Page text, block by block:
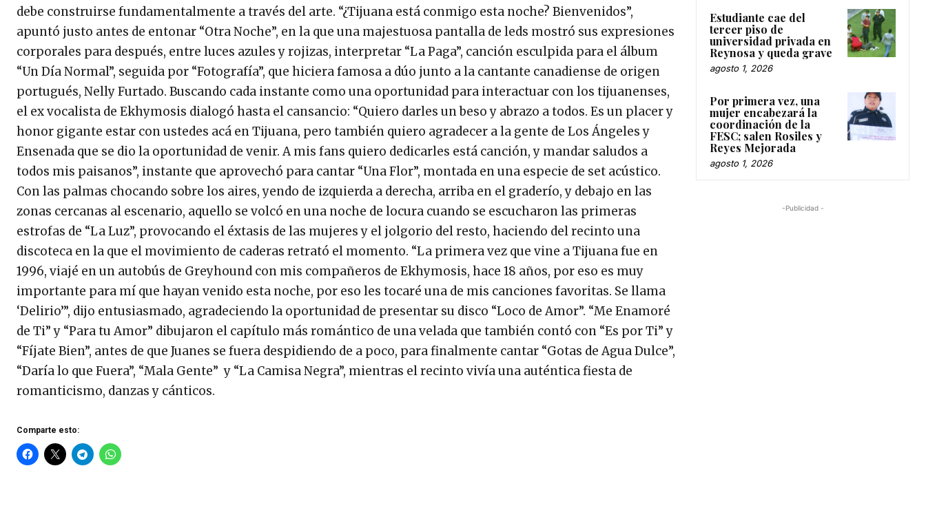
debe construirse fundamentalmente a través del arte. “¿Tijuana está conmigo esta noche? Bienvenidos”,
apuntó justo antes de entonar “Otra Noche”, en la que una majestuosa pantalla de leds mostró sus expresiones
corporales para después, entre luces azules y rojizas, interpretar “La Paga”, canción esculpida para el álbum
“Un Día Normal”, seguida por “Fotografía”, que hiciera famosa a dúo junto a la cantante canadiense de origen
portugués, Nelly Furtado. Buscando cada instante como una oportunidad para interactuar con los tijuanenses,
el ex vocalista de Ekhymosis dialogó hasta el cansancio: “Quiero darles un beso y abrazo a todos. Es un placer y
honor gigante estar con ustedes acá en Tijuana, pero también quiero agradecer a la gente de Los Ángeles y
Ensenada que se dio la oportunidad de venir. A mis fans quiero dedicarles está canción, y mandar saludos a
todos mis paisanos”, instante que aprovechó para cantar “Una Flor”, montada en una especie de set acústico.
Con las palmas chocando sobre los aires, yendo de izquierda a derecha, arriba en el graderío, y debajo en las
zonas cercanas al escenario, aquello se volcó en una noche de locura cuando se escucharon las primeras
estrofas de “La Luz”, provocando el éxtasis de las mujeres y el jolgorio del resto, haciendo del recinto una
discoteca en la que el movimiento de caderas retrató el momento. “La primera vez que vine a Tijuana fue en
1996, viajé en un autobús de Greyhound con mis compañeros de Ekhymosis, hace 18 años, por eso es muy
importante para mí que hayan venido esta noche, por eso les tocaré una de mis canciones favoritas. Se llama
‘Delirio’”, dijo entusiasmado, agradeciendo la oportunidad de presentar su disco “Loco de Amor”. “Me Enamoré
de Ti” y “Para tu Amor” dibujaron el capítulo más romántico de una velada que también contó con “Es por Ti” y
“Fíjate Bien”, antes de que Juanes se fuera despidiendo de a poco, para finalmente cantar “Gotas de Agua Dulce”,
“Daría lo que Fuera”, “Mala Gente” y “La Camisa Negra”, mientras el recinto vivía una auténtica fiesta de
romanticismo, danzas y cánticos.
Comparte esto:
Estudiante cae del
tercer piso de
universidad privada en
Reynosa y queda grave
agosto 1, 2026
Por primera vez, una
mujer encabezará la
coordinación de la
FESC; salen Rosiles y
Reyes Mejorada
agosto 1, 2026
-Publicidad -